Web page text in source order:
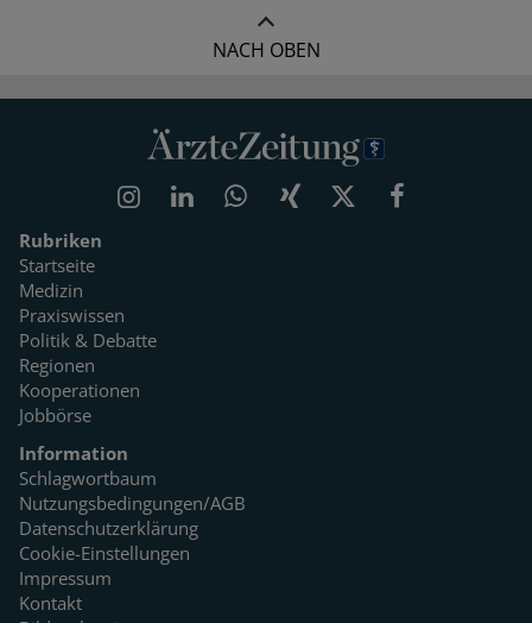
NACH OBEN
Rubriken
Startseite
Medizin
Praxiswissen
Politik & Debatte
Regionen
Kooperationen
Jobbörse
Information
Schlagwortbaum
Nutzungsbedingungen/AGB
Datenschutzerklärung
Cookie-Einstellungen
Impressum
Kontakt